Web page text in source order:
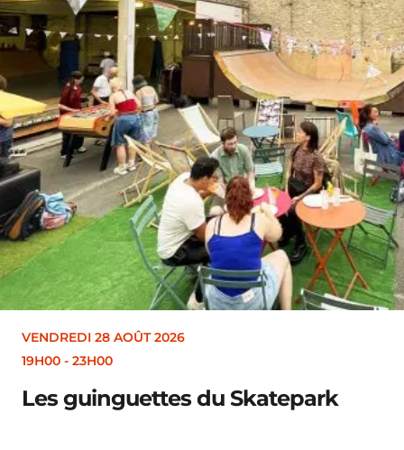
VENDREDI 28 AOÛT 2026
19H30
Merle [Un dernier soir d’été :